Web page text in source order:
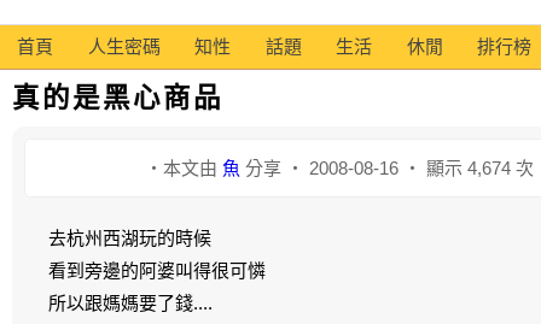
首頁 人生密碼 知性 話題 生活 休閒 排行榜
真的是黑心商品
‧本文由魚 分享 ‧ 2008-08-16 ‧ 顯示 4,674
去杭州西湖玩的時候
看到旁邊的阿婆叫得很可憐
所以跟媽媽要了錢....